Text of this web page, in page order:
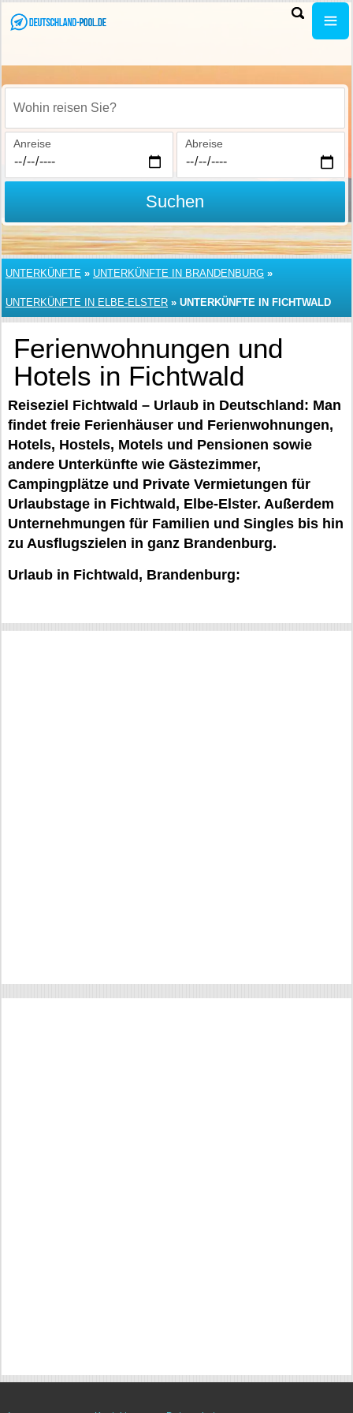
Wohin reisen Sie?
Anreise Abreise
Suchen
UNTERKÜNFTE » UNTERKÜNFTE IN BRANDENBURG »
UNTERKÜNFTE IN ELBE-ELSTER » UNTERKÜNFTE IN FICHTWALD
Ferienwohnungen und
Hotels in Fichtwald
Reiseziel Fichtwald – Urlaub in Deutschland: Man
findet freie Ferienhäuser und Ferienwohnungen,
Hotels, Hostels, Motels und Pensionen sowie
andere Unterkünfte wie Gästezimmer,
Campingplätze und Private Vermietungen für
Urlaubstage in Fichtwald, Elbe-Elster. Außerdem
Unternehmungen für Familien und Singles bis hin
zu Ausflugszielen in ganz Brandenburg.
Urlaub in Fichtwald, Brandenburg: